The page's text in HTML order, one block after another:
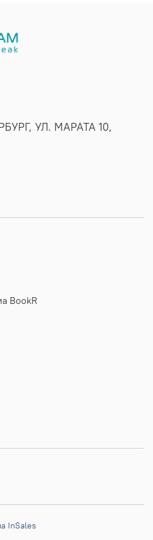
BookR
УЛ. МАРАТА 10,
InSales